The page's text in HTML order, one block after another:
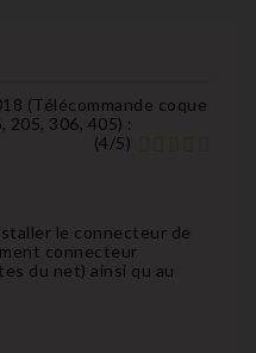
(Télécommande coque
205, 306, 405) :
(4/5)
le connecteur de
connecteur
du net) ainsi qu au